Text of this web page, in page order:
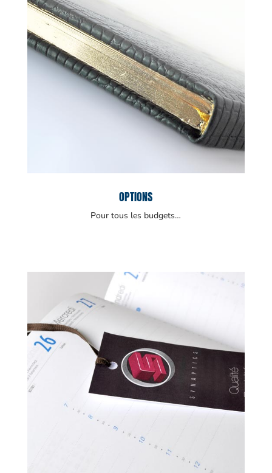
OPTIONS
Pour tous les budgets…